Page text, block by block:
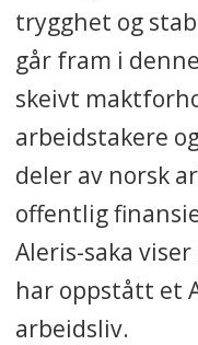
trygghet og
går fram i
skeivt
arbeidstakere
deler av norsk
offentlig
Aleris-saka
har oppstått et
arbeidsliv.